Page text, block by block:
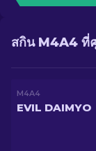
สกิน M4A4 ที่
M4A4
EVIL DAIMYO